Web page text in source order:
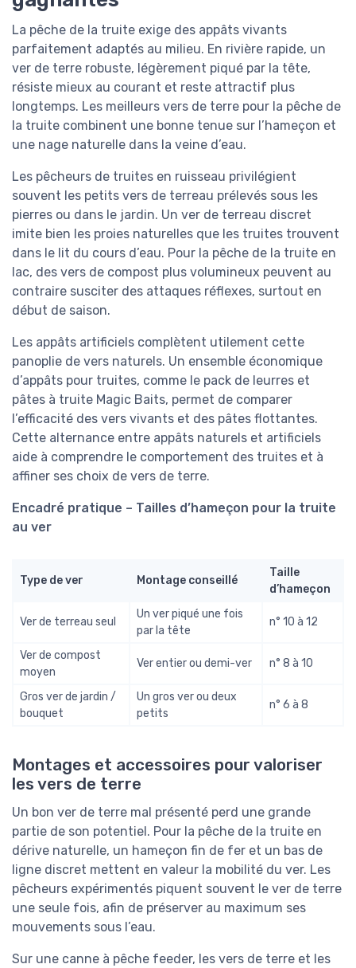
La pêche de la truite exige des appâts vivants
parfaitement adaptés au milieu. En rivière rapide, un
ver de terre robuste, légèrement piqué par la tête,
résiste mieux au courant et reste attractif plus
longtemps. Les meilleurs vers de terre pour la pêche de
la truite combinent une bonne tenue sur l’hameçon et
une nage naturelle dans la veine d’eau.
Les pêcheurs de truites en ruisseau privilégient
souvent les petits vers de terreau prélevés sous les
pierres ou dans le jardin. Un ver de terreau discret
imite bien les proies naturelles que les truites trouvent
dans le lit du cours d’eau. Pour la pêche de la truite en
lac, des vers de compost plus volumineux peuvent au
contraire susciter des attaques réflexes, surtout en
début de saison.
Les appâts artificiels complètent utilement cette
panoplie de vers naturels. Un ensemble économique
d’appâts pour truites, comme le pack de leurres et
pâtes à truite Magic Baits, permet de comparer
l’efficacité des vers vivants et des pâtes flottantes.
Cette alternance entre appâts naturels et artificiels
aide à comprendre le comportement des truites et à
affiner ses choix de vers de terre.
Encadré pratique – Tailles d’hameçon pour la truite
au ver
Type de ver Montage conseillé
Taille
d’hameçon
Ver de terreau seul
Un ver piqué une fois
par la tête
n° 10 à 12
Ver de compost
moyen
Ver entier ou demi-ver n° 8 à 10
Gros ver de jardin /
bouquet
Un gros ver ou deux
petits
n° 6 à 8
Montages et accessoires pour valoriser
les vers de terre
Un bon ver de terre mal présenté perd une grande
partie de son potentiel. Pour la pêche de la truite en
dérive naturelle, un hameçon fin de fer et un bas de
ligne discret mettent en valeur la mobilité du ver. Les
pêcheurs expérimentés piquent souvent le ver de terre
une seule fois, afin de préserver au maximum ses
mouvements sous l’eau.
Sur une canne à pêche feeder, les vers de terre et les